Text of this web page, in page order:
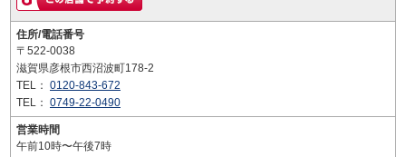
住所/電話番号
〒522-0038
滋賀県彦根市西沼波町178-2
TEL： 0120-843-672
TEL： 0749-22-0490
営業時間
午前10時〜午後7時